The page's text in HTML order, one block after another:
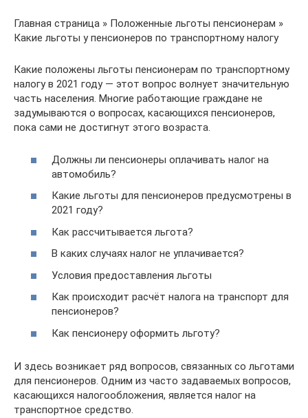
Главная страница » Положенные льготы пенсионерам »
Какие льготы у пенсионеров по транспортному налогу
Какие положены льготы пенсионерам по транспортному
налогу в 2021 году — этот вопрос волнует значительную
часть населения. Многие работающие граждане не
задумываются о вопросах, касающихся пенсионеров,
пока сами не достигнут этого возраста.
Должны ли пенсионеры оплачивать налог на
автомобиль?
Какие льготы для пенсионеров предусмотрены в
2021 году?
Как рассчитывается льгота?
В каких случаях налог не уплачивается?
Условия предоставления льготы
Как происходит расчёт налога на транспорт для
пенсионеров?
Как пенсионеру оформить льготу?
И здесь возникает ряд вопросов, связанных со льготами
для пенсионеров. Одним из часто задаваемых вопросов,
касающихся налогообложения, является налог на
транспортное средство.